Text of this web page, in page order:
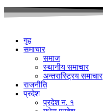
गृह
समाचार
समाज
स्थानीय समाचार
अन्तरास्ट्रिय समाचार
राजनीति
प्रदेश
प्रदेश न. १